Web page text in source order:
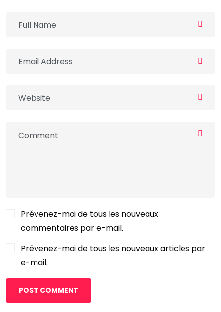
Prévenez-moi de tous les nouveaux
commentaires par e-mail.
Prévenez-moi de tous les nouveaux articles par
e-mail.
POST COMMENT